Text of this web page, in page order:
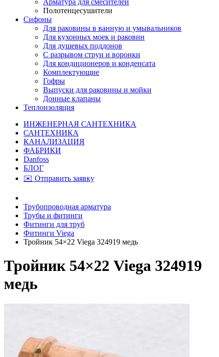
Арматура для смесителей
Полотенцесушители
Сифоны
Для раковины в ванную и умывальников
Для кухонных моек и раковин
Для душевых поддонов
С разрывом струи и воронки
Для кондиционеров и конденсата
Комплектующие
Гофры
Выпуски для раковины и мойки
Донные клапаны
Теплоизоляция
ИНЖЕНЕРНАЯ САНТЕХНИКА
САНТЕХНИКА
КАНАЛИЗАЦИЯ
ФАБРИКИ
Danfoss
БЛОГ
✉️ Отправить заявку
Трубопроводная арматура
Трубы и фитинги
Фитинги для труб
Фитинги Viega
Тройник 54×22 Viega 324919 медь
Тройник 54×22 Viega 324919
медь